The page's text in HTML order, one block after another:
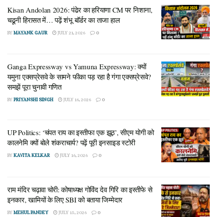
राज्यसभा की एक सीट जीतने के लिए 28 विधायकों के वोट की जरूरत थी।
चूंकि इंडिया गठबंधन के पास 56 विधायक थे, इसलिए यह तय माना जा रहा
था कि वे आसानी से दोनों सीटें जीत लेंगे। लेकिन जब वोटिंग हुई, तो सारा
जेएमएम को मिले 30 वोट:जेएमएम के उम्मीदवार बैद्यनाथ राम को जीत
के लिए 28 वोट चाहिए थे, लेकिन उन्हें 30 वोट मिले (यानी 2 वोट
ज्यादा)।
चाहिए थे, लेकिन उन्हें केवल 20 वोट ही मिल पाए। इसके अलावा 3
वोट निरस्त (Cancel) हो गए।
नतीजा यह हुआ कि बहुमत होने के बावजूद कांग्रेस हार गई और एनडीए
कांग्रेस के लिए यह हार किसी बड़े सदमे और धोखे से कम नहीं थी।
अपनों में ही सिर फुटौव्वल: हार का ठीकरा किसके सिर?
Kisan Andolan 2026: पंढेर का हरियाणा CM पर निशाना,
चढूनी हिरासत में… पढ़ें शंभू बॉर्डर का ताजा हाल
BYMAYANK GAUR JULY 21, 2026 0
Ganga Expressway vs Yamuna Expressway: क्यों
यमुना एक्सप्रेसवे के सामने फीका पड़ रहा है गंगा एक्सप्रेसवे?
समझें पूरा चुनावी गणित
BYPRIYANSHI SINGH JULY 16, 2026 0
UP Politics: ‘चंपत राय का इस्तीफा एक झूठ’, सीएम योगी को
कालनेमि क्यों बोले शंकराचार्य? पढ़ें पूरी इनसाइड स्टोरी
BYKAVITA KELKAR JULY 16, 2026 0
राम मंदिर चढ़ावा चोरी: कोषाध्यक्ष गोविंद देव गिरि का इस्तीफे से
इनकार, खामियों के लिए SBI को बताया जिम्मेदार
BYMEHUL PANDEY JULY 15, 2026 0